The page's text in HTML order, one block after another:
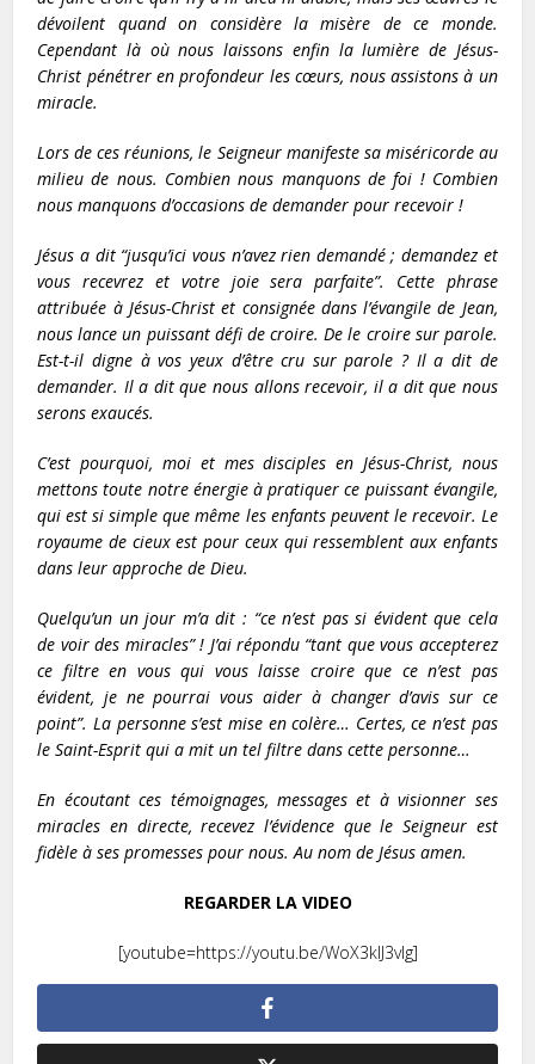
dévoilent quand on considère la misère de ce monde.
Cependant là où nous laissons enfin la lumière de Jésus-
Christ pénétrer en profondeur les cœurs, nous assistons à un
miracle.
Lors de ces réunions, le Seigneur manifeste sa miséricorde au
milieu de nous. Combien nous manquons de foi ! Combien
nous manquons d’occasions de demander pour recevoir !
Jésus a dit “jusqu’ici vous n’avez rien demandé ; demandez et
vous recevrez et votre joie sera parfaite”. Cette phrase
attribuée à Jésus-Christ et consignée dans l’évangile de Jean,
nous lance un puissant défi de croire. De le croire sur parole.
Est-t-il digne à vos yeux d’être cru sur parole ? Il a dit de
demander. Il a dit que nous allons recevoir, il a dit que nous
serons exaucés.
C’est pourquoi, moi et mes disciples en Jésus-Christ, nous
mettons toute notre énergie à pratiquer ce puissant évangile,
qui est si simple que même les enfants peuvent le recevoir. Le
royaume de cieux est pour ceux qui ressemblent aux enfants
dans leur approche de Dieu.
Quelqu’un un jour m’a dit : “ce n’est pas si évident que cela
de voir des miracles” ! J’ai répondu “tant que vous accepterez
ce filtre en vous qui vous laisse croire que ce n’est pas
évident, je ne pourrai vous aider à changer d’avis sur ce
point”. La personne s’est mise en colère… Certes, ce n’est pas
le Saint-Esprit qui a mit un tel filtre dans cette personne…
En écoutant ces témoignages, messages et à visionner ses
miracles en directe, recevez l’évidence que le Seigneur est
fidèle à ses promesses pour nous. Au nom de Jésus amen.
REGARDER LA VIDEO
[youtube=https://youtu.be/WoX3kIJ3vlg]